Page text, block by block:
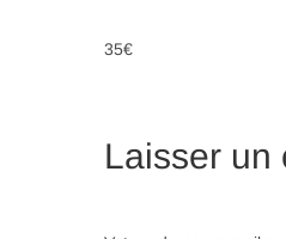
35€
Laisser un